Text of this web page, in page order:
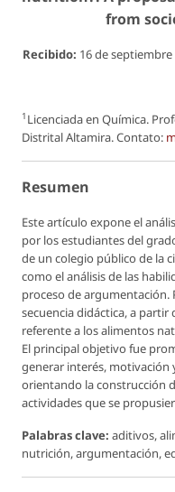
from
Recibido: 16 de septiembre
1 Licenciada en Química.
Distrital Altamira. Contato:
Resumen
Este artículo expone el
por los estudiantes del
de un colegio público de la
como el análisis de las
proceso de argumentación.
secuencia didáctica, a
referente a los alimentos
El principal objetivo fue
generar interés, motivación
orientando la construcción
actividades que se
Palabras clave: aditivos,
nutrición, argumentación,